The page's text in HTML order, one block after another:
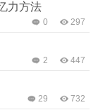
力方法
297
0
447
2
732
29